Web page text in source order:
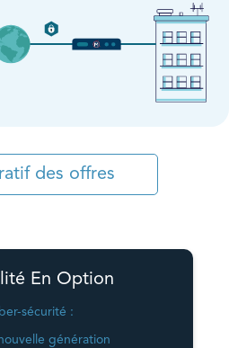
des offres
En Option
sécurité :
génération